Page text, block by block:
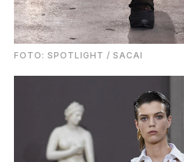
FOTO: SPOTLIGHT / SACAI